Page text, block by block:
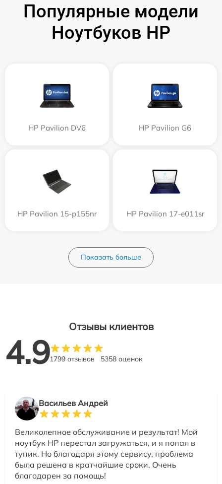
Популярные модели
Ноутбуков HP
HP Pavilion DV6 HP Pavilion G6
HP Pavilion 15-p155nr HP Pavilion 17-e011sr
Показать больше
Отзывы клиентов
4.91799 отзывов 5358 оценок
Васильев Андрей
Великолепное обслуживание и результат! Мой
ноутбук HP перестал загружаться, и я попал в
тупик. Но благодаря этому сервису, проблема
была решена в кратчайшие сроки. Очень
благодарен за помощь!